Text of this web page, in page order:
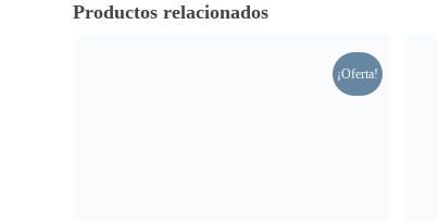
Productos relacionados
¡Oferta!